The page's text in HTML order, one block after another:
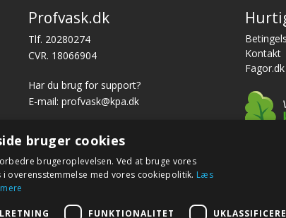
Profvask.dk
Tlf. 20280274
CVR. 18066904
Har du brug for support?
E-mail: profvask@kpa.dk
Kontakt
Fagor.dk
bruger cookies
brugeroplevelsen. Ved at bruge vores
overensstemmelse med vores cookiepolitik. Læs
mere
FUNKTIONALITET